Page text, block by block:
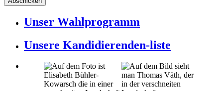
Unser Wahlprogramm
Unsere Kandidierenden-liste